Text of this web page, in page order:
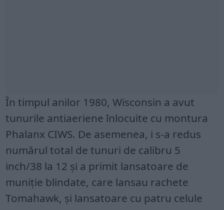
În timpul anilor 1980, Wisconsin a avut
tunurile antiaeriene înlocuite cu montura
Phalanx CIWS. De asemenea, i s-a redus
numărul total de tunuri de calibru 5
inch/38 la 12 și a primit lansatoare de
muniție blindate, care lansau rachete
Tomahawk, și lansatoare cu patru celule